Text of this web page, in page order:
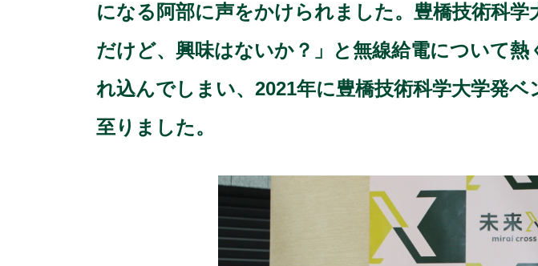
になる阿部に声をかけられました。豊橋技術科
だけど、興味はないか？」と無線給電について
れ込んでしまい、2021年に豊橋技術科学大学発
至りました。